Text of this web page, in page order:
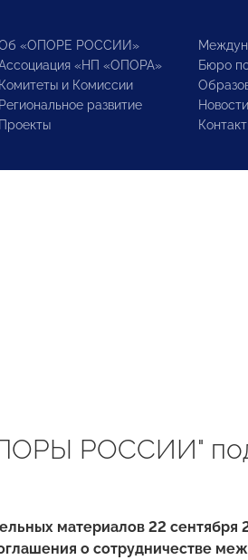
«ОПОРЕ РОССИИ»
«НП «ОПОРА»
Комитеты и Комиссии
Региональное развитие
Проекты
Бюро
Новости
РОССИИ"
материалов 22 сентября
о сотрудничестве